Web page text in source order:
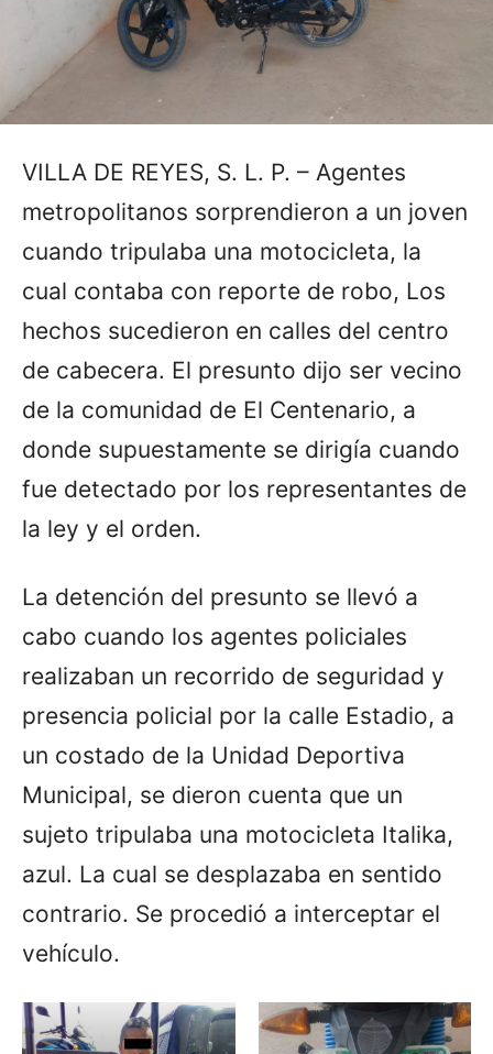
VILLA DE REYES, S. L. P. – Agentes
metropolitanos sorprendieron a un joven
cuando tripulaba una motocicleta, la
cual contaba con reporte de robo, Los
hechos sucedieron en calles del centro
de cabecera. El presunto dijo ser vecino
de la comunidad de El Centenario, a
donde supuestamente se dirigía cuando
fue detectado por los representantes de
la ley y el orden.
La detención del presunto se llevó a
cabo cuando los agentes policiales
realizaban un recorrido de seguridad y
presencia policial por la calle Estadio, a
un costado de la Unidad Deportiva
Municipal, se dieron cuenta que un
sujeto tripulaba una motocicleta Italika,
azul. La cual se desplazaba en sentido
contrario. Se procedió a interceptar el
vehículo.